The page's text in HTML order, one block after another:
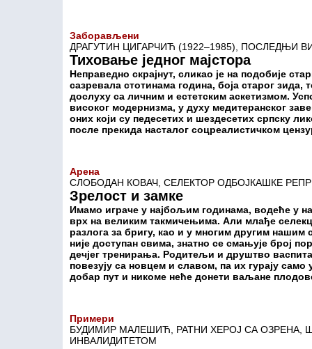
Заборављени
ДРАГУТИН ЦИГАРЧИЋ (1922–1985), ПОСЛЕДЊИ
Тиховање једног мајстора
Неправедно скрајнут, сликао је на подобије
сазревала стотинама година, боја старог зида,
дослуху са личним и естетским аскетизмом.
високог модернизма, у духу медитеранског
оних који су педесетих и шездесетих српску
после прекида насталог соцреалистичком
Арена
СЛОБОДАН КОВАЧ, СЕЛЕКТОР ОДБОЈКАШКЕ
Зрелост и замке
Имамо играче у најбољим годинама, водеће у
врх на великим такмичењима. Али млађе
разлога за бригу, као и у многим другим
није доступан свима, знатно се смањује број
дечјег тренирања. Родитељи и друштво
повезују са новцем и славом, па их гурају
добар пут и никоме неће донети ваљане
Примери
БУДИМИР МАЛЕШИЋ, РАТНИ ХЕРОЈ СА
ИНВАЛИДИТЕТОМ